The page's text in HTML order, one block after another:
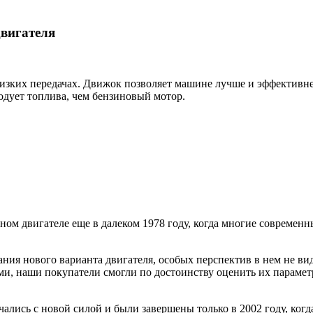
передачах. Движок позволяет машине лучше и
топлива, чем бензиновый мотор.
двигателе еще в далеком 1978 году, когда многие
нового варианта двигателя, особых перспектив в нем не
наши покупатели смогли по достоинству оценить их
с новой силой и были завершены только в 2002 году,